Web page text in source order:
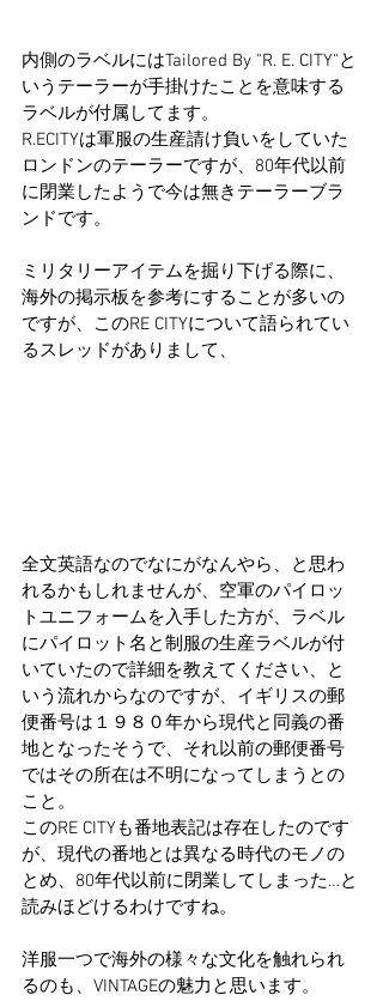
内側のラベルにはTailored By "R. E. CITY"と
いうテーラーが手掛けたことを意味する
ラベルが付属してます。
R.ECITYは軍服の生産請け負いをしていた
ロンドンのテーラーですが、80年代以前
に閉業したようで今は無きテーラーブラ
ンドです。
ミリタリーアイテムを掘り下げる際に、
海外の掲示板を参考にすることが多いの
ですが、このRE CITYについて語られてい
るスレッドがありまして、
全文英語なのでなにがなんやら、と思わ
れるかもしれませんが、空軍のパイロッ
トユニフォームを入手した方が、ラベル
にパイロット名と制服の生産ラベルが付
いていたので詳細を教えてください、と
いう流れからなのですが、イギリスの郵
便番号は１９８０年から現代と同義の番
地となったそうで、それ以前の郵便番号
ではその所在は不明になってしまうとの
こと。
このRE CITYも番地表記は存在したのです
が、現代の番地とは異なる時代のモノの
とめ、80年代以前に閉業してしまった…と
読みほどけるわけですね。
洋服一つで海外の様々な文化を触れられ
るのも、VINTAGEの魅力と思います。